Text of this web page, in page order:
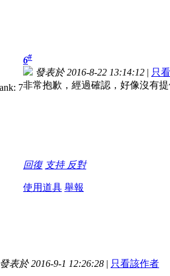
6#
發表於 2016-8-22 13:14:12 | 只
非常抱歉，經過確認，好像沒有
回復 支持 反對
使用道具 舉報
發表於 2016-9-1 12:26:28 | 只看該作者